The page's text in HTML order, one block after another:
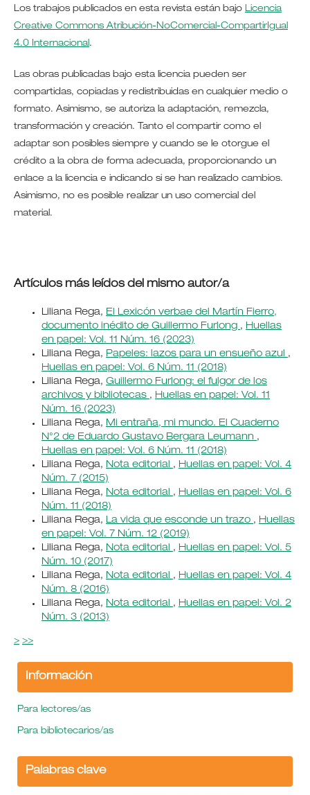
Los trabajos publicados en esta revista están bajo Licencia
Creative Commons Atribución-NoComercial-CompartirIgual
4.0 Internacional.
Las obras publicadas bajo esta licencia pueden ser
compartidas, copiadas y redistribuidas en cualquier medio o
formato. Asimismo, se autoriza la adaptación, remezcla,
transformación y creación. Tanto el compartir como el
adaptar son posibles siempre y cuando se le otorgue el
crédito a la obra de forma adecuada, proporcionando un
enlace a la licencia e indicando si se han realizado cambios.
Asimismo, no es posible realizar un uso comercial del
material.
Artículos más leídos del mismo autor/a
Liliana Rega, El Lexicón verbae del Martín Fierro,
documento inédito de Guillermo Furlong , Huellas
en papel: Vol. 11 Núm. 16 (2023)
Liliana Rega, Papeles: lazos para un ensueño azul ,
Huellas en papel: Vol. 6 Núm. 11 (2018)
Liliana Rega, Guillermo Furlong: el fulgor de los
archivos y bibliotecas , Huellas en papel: Vol. 11
Núm. 16 (2023)
Liliana Rega, Mi entraña, mi mundo. El Cuaderno
N°2 de Eduardo Gustavo Bergara Leumann ,
Huellas en papel: Vol. 6 Núm. 11 (2018)
Liliana Rega, Nota editorial , Huellas en papel: Vol. 4
Núm. 7 (2015)
Liliana Rega, Nota editorial , Huellas en papel: Vol. 6
Núm. 11 (2018)
Liliana Rega, La vida que esconde un trazo , Huellas
en papel: Vol. 7 Núm. 12 (2019)
Liliana Rega, Nota editorial , Huellas en papel: Vol. 5
Núm. 10 (2017)
Liliana Rega, Nota editorial , Huellas en papel: Vol. 4
Núm. 8 (2016)
Liliana Rega, Nota editorial , Huellas en papel: Vol. 2
Núm. 3 (2013)
> >>
Información
Para lectores/as
Para bibliotecarios/as
Palabras clave